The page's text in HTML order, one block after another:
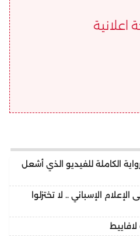
اعلانية
الكاملة للفيديو الذي أشعل
الإسباني .. لا تختزلوا